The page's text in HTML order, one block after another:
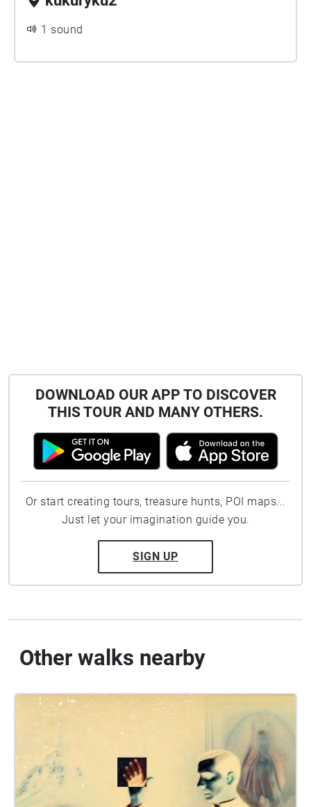
1 sound
DOWNLOAD OUR APP TO DISCOVER
THIS TOUR AND MANY OTHERS.
Or start creating tours, treasure hunts, POI maps...
Just let your imagination guide you.
SIGN UP
Other walks nearby